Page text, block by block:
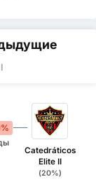
Catedráticos
Elite II
(20%)